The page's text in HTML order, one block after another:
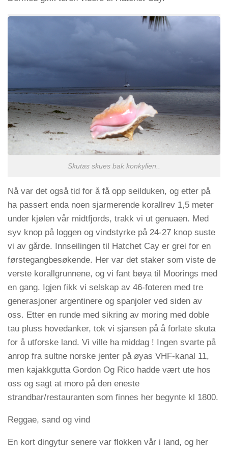
Skutas skues bak konkylien..
Nå var det også tid for å få opp seilduken, og etter på
ha passert enda noen sjarmerende korallrev 1,5 meter
under kjølen vår midtfjords, trakk vi ut genuaen. Med
syv knop på loggen og vindstyrke på 24-27 knop suste
vi av gårde. Innseilingen til Hatchet Cay er grei for en
førstegangbesøkende. Her var det staker som viste de
verste korallgrunnene, og vi fant bøya til Moorings med
en gang. Igjen fikk vi selskap av 46-foteren med tre
generasjoner argentinere og spanjoler ved siden av
oss. Etter en runde med sikring av moring med doble
tau pluss hovedanker, tok vi sjansen på å forlate skuta
for å utforske land. Vi ville ha middag ! Ingen svarte på
anrop fra sultne norske jenter på øyas VHF-kanal 11,
men kajakkgutta Gordon Og Rico hadde vært ute hos
oss og sagt at moro på den eneste
strandbar/restauranten som finnes her begynte kl 1800.
Reggae, sand og vind
En kort dingytur senere var flokken vår i land, og her